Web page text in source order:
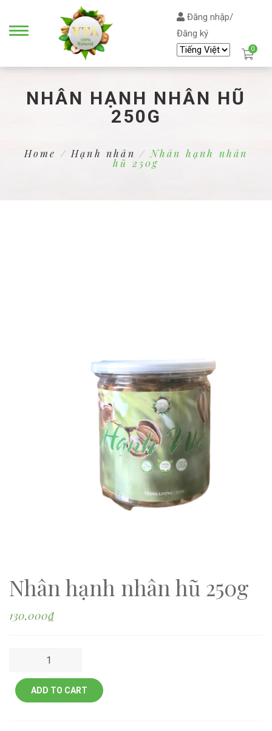
Đăng nhập/
Đăng ký
0
NHÂN HẠNH NHÂN HŨ
250G
Home / Hạnh nhân / Nhân hạnh nhân
hũ 250g
Nhân hạnh nhân hũ 250g
130,000₫
Nhân hạnh nhân hũ 250g quantity
ADD TO CART